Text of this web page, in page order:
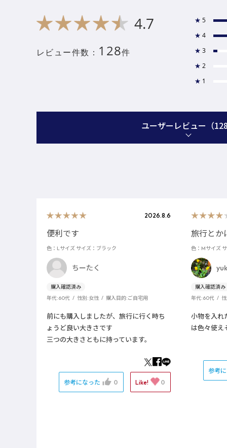
4.7
レビュー件数： 128件
★ 5
★ 4
★ 3
★ 2
★ 1
ユーザーレビュー （
2026.8.6
便利です
色：Lサイズ サイズ：ブラック
ちーたく
年代:60代 性別:女性 購入目的:ご自宅用
前にも購入しましたが、旅行に行く時ち
ょうど良い大きさです
三つの大きさともに持っています。
参考になった 0 Like! 0
旅行とか
色：Mサイズ
年代:60代
小物を入れ
は色々使え
参考